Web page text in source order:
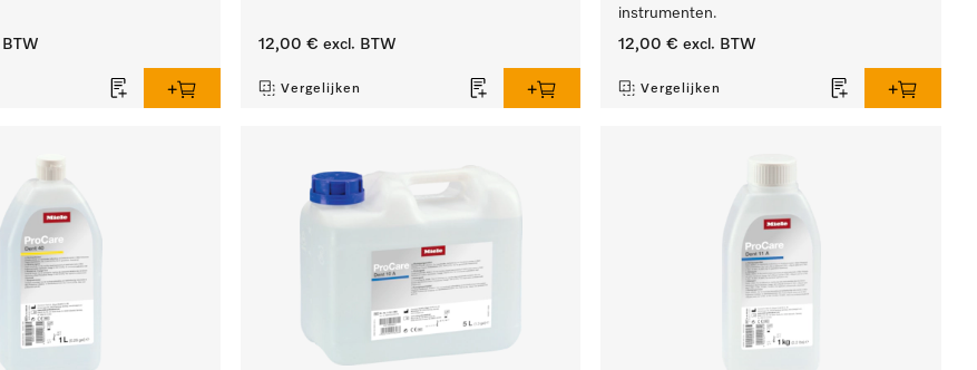
12,00 € excl. BTW
Vergelijken
instrumenten.
12,00 € excl. BTW
Vergelijken